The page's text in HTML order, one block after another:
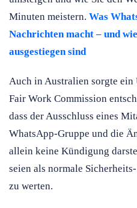
Minuten meistern. Was
Nachrichten macht – und
ausgestiegen sind
Auch in Australien sorgte
Fair Work Commission
dass der Ausschluss eines
WhatsApp-Gruppe und die
allein keine Kündigung
seien als normale
zu werten.